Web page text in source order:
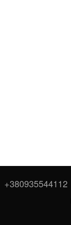
+380935544112